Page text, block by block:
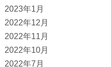
2023年1月
2022年12月
2022年11月
2022年10月
2022年7月